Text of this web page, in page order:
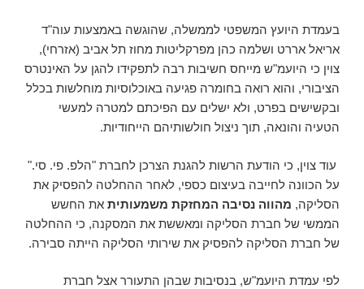
בעמדת היועץ המשפטי לממשלה, שהוגשה באמצעות עוה"ד
אריאל אררט ושלמה כהן מפרקליטות מחוז תל אביב (אזרחי),
צוין כי היועמ"ש מייחס חשיבות רבה לתפקידו להגן על האינטרס
הציבורי, והוא רואה בחומרה פגיעה באוכלוסיות מוחלשות בכלל
ובקשישים בפרט, ולא ישלים עם הפיכתם למטרה למעשי
הטעיה והונאה, תוך ניצול חולשותיהם הייחודיות.
עוד צוין, כי הודעת הרשות להגנת הצרכן לחברת "הלפ. פי. סי."
על הכוונה לחייבה בעיצום כספי, לאחר ההחלטה להפסיק את
הסליקה, מהווה נסיבה המחזקת משמעותית את החשש
הממשי של חברת הסליקה ומאששת את המסקנה, כי ההחלטה
של חברת הסליקה להפסיק את שירותי הסליקה הייתה סבירה.
לפי עמדת היועמ"ש, בנסיבות שבהן התעורר אצל חברת